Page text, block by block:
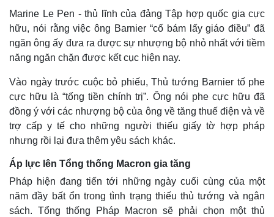
Marine Le Pen - thủ lĩnh của đảng Tập hợp quốc gia cực
hữu, nói rằng việc ông Barnier “cố bám lấy giáo điều” đã
ngăn ông ấy đưa ra được sự nhượng bộ nhỏ nhất với tiềm
năng ngăn chặn được kết cục hiện nay.
Vào ngày trước cuộc bỏ phiếu, Thủ tướng Barnier tố phe
cực hữu là “tống tiền chính trị”. Ông nói phe cực hữu đã
đồng ý với các nhượng bộ của ông về tăng thuế điện và về
trợ cấp y tế cho những người thiếu giấy tờ hợp pháp
nhưng rồi lại đưa thêm yêu sách khác.
Áp lực lên Tổng thống Macron gia tăng
Pháp hiện đang tiến tới những ngày cuối cùng của một
năm đầy bất ổn trong tình trạng thiếu thủ tướng và ngân
sách. Tổng thống Pháp Macron sẽ phải chọn một thủ